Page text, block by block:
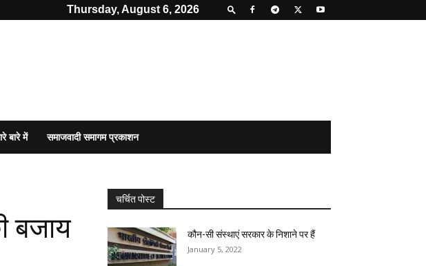
Thursday, August 6, 2026
बारे में समाजवादी समागम प्रकाशन
बजाय
चर्चित पोस्ट
कौन-सी संस्थाएं सरकार के निशाने पर हैं
January 5, 2022